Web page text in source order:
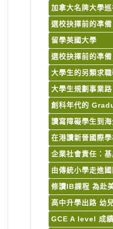
加拿大名牌大學巡
選校抉擇前的凖備
留學英國大學
選校抉擇前的凖備
大學生的另類求
大學生規劃事業路
創科年代的
讀寫障礙學生到
在港讀新晉國際學
企業社會責任：
由傳統小學走進
修讀IB課程 為赴
高中升學出路 幼
GCE A level 成